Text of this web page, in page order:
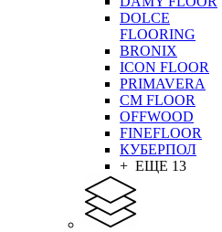
DOLCE
FLOORING
BRONIX
ICON FLOOR
PRIMAVERA
CM FLOOR
OFFWOOD
FINEFLOOR
КУБЕРПОЛ
+ ЕЩЕ 13